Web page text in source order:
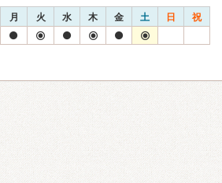
月 火 水 木 金 土 日 祝